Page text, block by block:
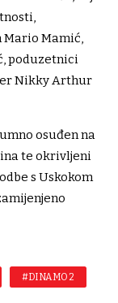
Mario Mamić,
poduzetnici
Nikky Arthur
osuđen na
te okrivljeni
s Uskokom
#DINAMO 2